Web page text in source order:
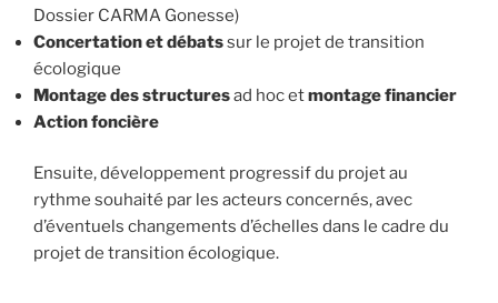
Dossier CARMA Gonesse)
Concertation et débatssur le projet de transition
écologique
Montage des structuresad hoc etmontage financier
Action foncière
Ensuite, développement progressif du projet au
rythme souhaité par les acteurs concernés, avec
d’éventuels changements d’échelles dans le cadre du
projet de transition écologique.